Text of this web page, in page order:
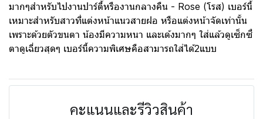
มากๆสำหรับไปงานปาร์ตี้หรืองานกลางคืน - Rose (โรส) เบอร์นี้
เหมาะสำหรับสาวที่แต่งหน้าแนวสายฝอ หรือแต่งหน้าจัดเท่านั้น
เพราะด้วยตัวขนตา น้องมีความหนา และเด้งมากๆ ใส่แล้วดูเซ็กซี่
ตาดูเฉี่ยวสุดๆ เบอร์นี้ความพิเศษคือสามารถใส่ได้2แบบ
คะแนนและรีวิวสินค้า